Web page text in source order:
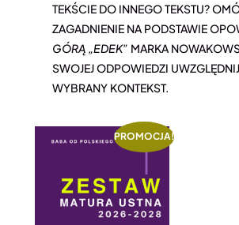
TEKŚCIE DO INNEGO TEKSTU?
ZAGADNIENIE NA PODSTAWIE
GÓRĄ „EDEK” MARKA
SWOJEJ ODPOWIEDZI
WYBRANY KONTEKST.
PROMOCJA!